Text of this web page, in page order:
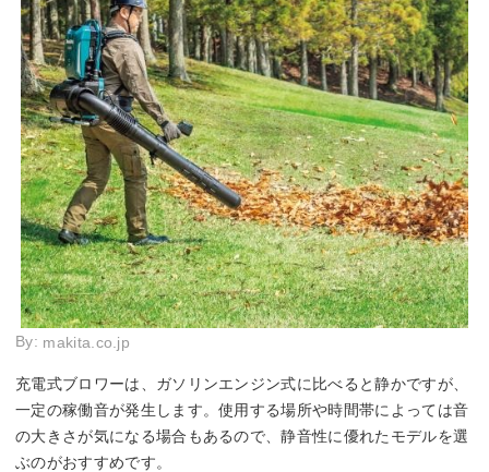
By: makita.co.jp
充電式ブロワーは、ガソリンエンジン式に比べると静かですが、
一定の稼働音が発生します。使用する場所や時間帯によっては音
の大きさが気になる場合もあるので、静音性に優れたモデルを選
ぶのがおすすめです。